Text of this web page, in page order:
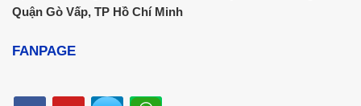
Quận Gò Vấp, TP Hồ Chí Minh
FANPAGE